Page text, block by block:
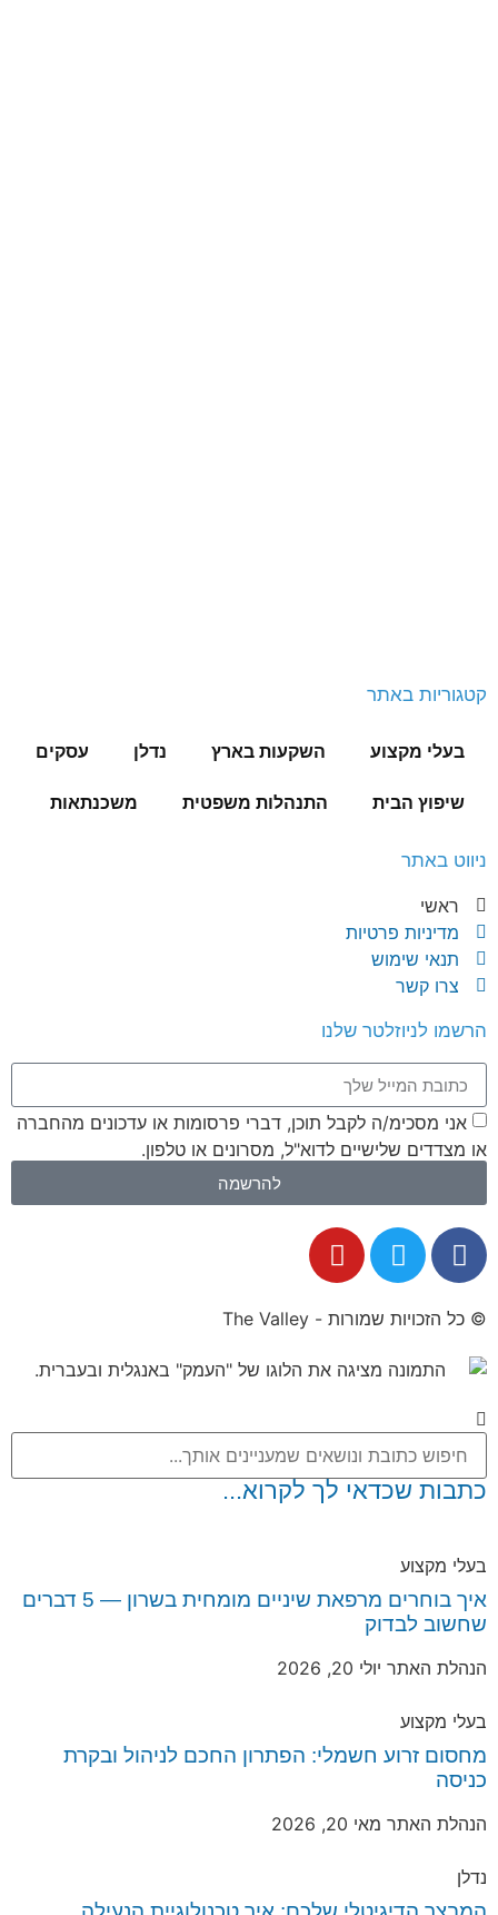
קטגוריות באתר
בעלי מקצוע השקעות בארץ נדלן עסקים
שיפוץ הבית התנהלות משפטית משכנתאות
ניווט באתר
ראשי
מדיניות פרטיות
תנאי שימוש
צרו קשר
הרשמו לניוזלטר שלנו
אני מסכימ/ה לקבל תוכן, דברי פרסומות או עדכונים מהחברה
או מצדדים שלישיים לדוא"ל, מסרונים או טלפון.
להרשמה
© כל הזכויות שמורות - The Valley
כתבות שכדאי לך לקרוא...
בעלי מקצוע
איך בוחרים מרפאת שיניים מומחית בשרון — 5 דברים
שחשוב לבדוק
הנהלת האתר יולי 20, 2026
בעלי מקצוע
מחסום זרוע חשמלי: הפתרון החכם לניהול ובקרת
כניסה
הנהלת האתר מאי 20, 2026
נדלן